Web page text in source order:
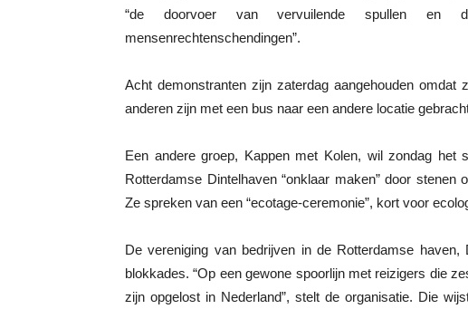
“de doorvoer van vervuilende spullen en
mensenrechtenschendingen”.
Acht demonstranten zijn zaterdag aangehouden
anderen zijn met een bus naar een andere locatie
Een andere groep, Kappen met Kolen, wil zondag het
Rotterdamse Dintelhaven “onklaar maken” door
Ze spreken van een “ecotage-ceremonie”, kort voor
De vereniging van bedrijven in de Rotterdamse
blokkades. “Op een gewone spoorlijn met reizigers die
zijn opgelost in Nederland”, stelt de organisatie. Die